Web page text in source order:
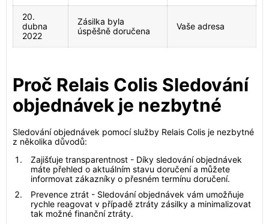
20.
dubna
2022
Zásilka byla
úspěšně doručena
Vaše adresa
Proč Relais Colis Sledování
objednávek je nezbytné
Sledování objednávek pomocí služby Relais Colis je nezbytné
z několika důvodů:
Zajišťuje transparentnost - Díky sledování objednávek
máte přehled o aktuálním stavu doručení a můžete
informovat zákazníky o přesném termínu doručení.
Prevence ztrát - Sledování objednávek vám umožňuje
rychle reagovat v případě ztráty zásilky a minimalizovat
tak možné finanční ztráty.